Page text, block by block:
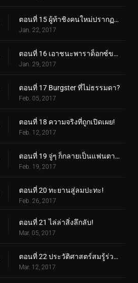
ตอนที่ 15 ผู้ท้าชิงคนใหม่ปรากฏตัวแล้ว!
Jan. 22, 2017
ตอนที่ 16 เอาชนะพาราด็อกซ์ของเอ็ม
Jan. 29, 2017
ตอนที่ 17 Burgster ที่ไม่ธรรมดา?
Feb. 05, 2017
ตอนที่ 18 ความจริงที่ถูกเปิดเผย!
Feb. 12, 2017
ตอนที่ 19 จู่ๆ ก็กลายเป็นแฟนตาซี?!
Feb. 19, 2017
ตอนที่ 20 ทะยานสู่ลมปะทะ!
Feb. 26, 2017
ตอนที่ 21 ไล่ล่าสิ่งลึกลับ!
Mar. 05, 2017
ตอนที่ 22 ประวัติศาสตร์สมรู้ร่วมคิด!
Mar. 12, 2017